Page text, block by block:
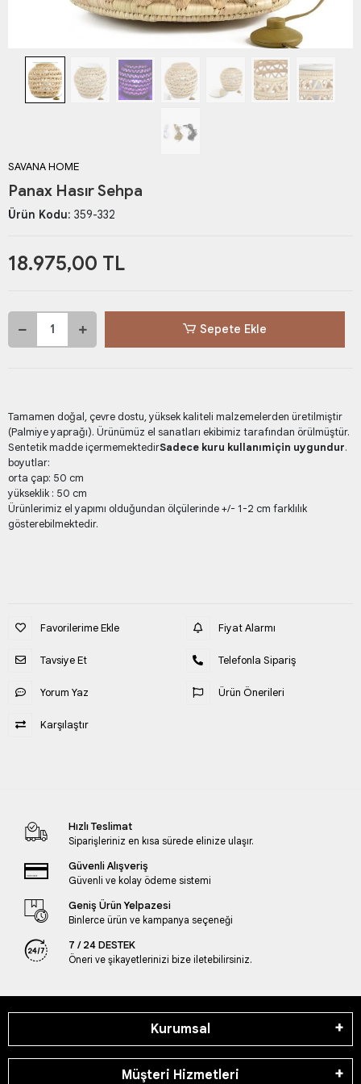
SAVANA HOME
Panax Hasır Sehpa
Ürün Kodu: 359-332
18.975,00 TL
Sepete Ekle
Tamamen doğal, çevre dostu, yüksek kaliteli malzemelerden üretilmiştir
(Palmiye yaprağı). Ürünümüz el sanatları ekibimiz tarafından örülmüştür.
Sentetik madde içermemektedirSadece kuru kullanımiçin uygundur.
boyutlar:
orta çap: 50 cm
yükseklik : 50 cm
Ürünlerimiz el yapımı olduğundan ölçülerinde +/- 1-2 cm farklılık
gösterebilmektedir.
Favorilerime Ekle
Tavsiye Et
Yorum Yaz
Karşılaştır
Fiyat Alarmı
Telefonla Sipariş
Ürün Önerileri
Hızlı Teslimat
Siparişleriniz en kısa sürede elinize ulaşır.
Güvenli Alışveriş
Güvenli ve kolay ödeme sistemi
Geniş Ürün Yelpazesi
Binlerce ürün ve kampanya seçeneği
7 / 24 DESTEK
Öneri ve şikayetlerinizi bize iletebilirsiniz.
Kurumsal
Müşteri Hizmetleri